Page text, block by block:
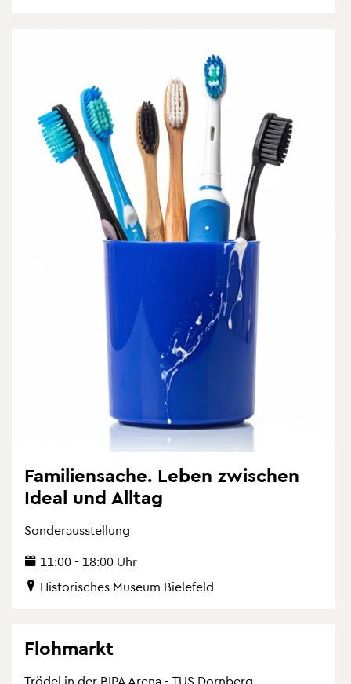
Fa­mi­li­en­sa­che. Leben zwi­schen
Ideal und All­tag
Son­der­aus­stel­lung
11:00 - 18:00 Uhr
His­to­ri­sches Mu­se­um Bie­le­feld
Floh­markt
Trö­del in der BIPA Arena - TUS Dorn­berg